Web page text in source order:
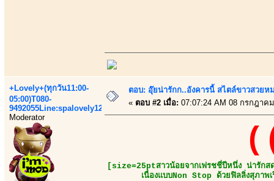
+Lovely+(ทุกวัน11:00-
05:00)T080-
9492055Line:spalovely123
Moderator
ตอบ: อุ๊ยน่ารักก..อังคารนี้ สไตล์ขาวสวยห
« ตอบ #2 เมื่อ: 07:07:24 AM 08 กรกฎาค
[size=25ptสาวน้อยจากเฟรชชี่ปีหนึ่ง น่ารักส
เนื่องแบบNon Stop ด้วยฟิลลิ่งสุภา